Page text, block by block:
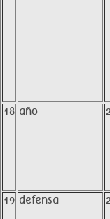
18 año
19 defensa